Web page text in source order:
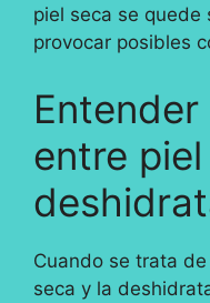
piel seca se quede
provocar posibles
entre
Cuando se trata
seca y la